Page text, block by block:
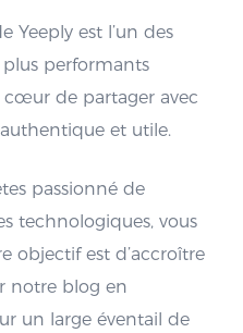
Yeeply est l’un des
performants
cœur de partager avec
et utile.
passionné de
technologiques, vous
objectif est d’accroître
notre blog en
un large éventail de